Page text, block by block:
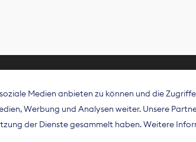
und Zeitungsverleger (BDZV)
der Zeitungsverlage und digitalen
Medien anbieten zu können und die
Werbung und Analysen weiter. Unsere
der Dienste gesammelt haben. Weitere